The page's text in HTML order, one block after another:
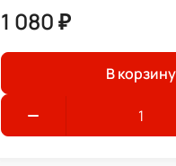
1 080 ₽
В корзину